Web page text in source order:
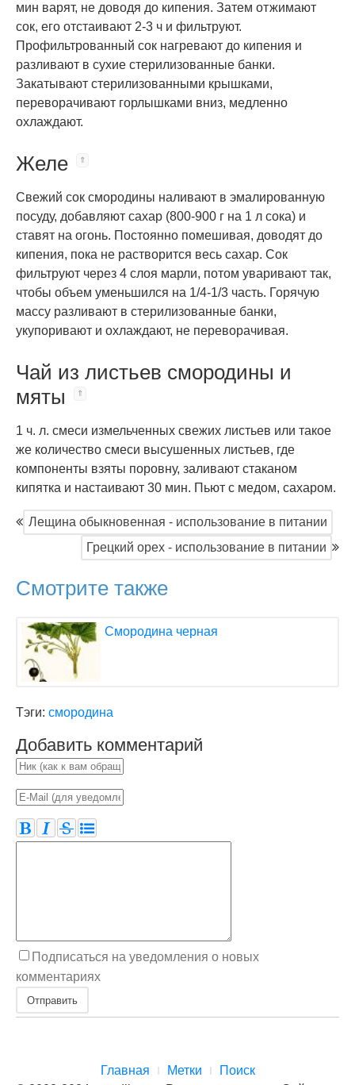
мин варят, не доводя до кипения. Затем отжимают
сок, его отстаивают 2-3 ч и фильтруют.
Профильтрованный сок нагревают до кипения и
разливают в сухие стерилизованные банки.
Закатывают стерилизованными крышками,
переворачивают горлышками вниз, медленно
охлаждают.
Желе
Свежий сок смородины наливают в эмалированную
посуду, добавляют сахар (800-900 г на 1 л сока) и
ставят на огонь. Постоянно помешивая, доводят до
кипения, пока не растворится весь сахар. Сок
фильтруют через 4 слоя марли, потом уваривают так,
чтобы объем уменьшился на 1/4-1/3 часть. Горячую
массу разливают в стерилизованные банки,
укупоривают и охлаждают, не переворачивая.
Чай из листьев смородины и
мяты
1 ч. л. смеси измельченных свежих листьев или такое
же количество смеси высушенных листьев, где
компоненты взяты поровну, заливают стаканом
кипятка и настаивают 30 мин. Пьют с медом, сахаром.
Лещина обыкновенная - использование в питании
Грецкий орех - использование в питании
Смотрите также
Смородина черная
Тэги: смородина
Добавить комментарий
Подписаться на уведомления о новых
комментариях
Отправить
Главная Метки
Поиск